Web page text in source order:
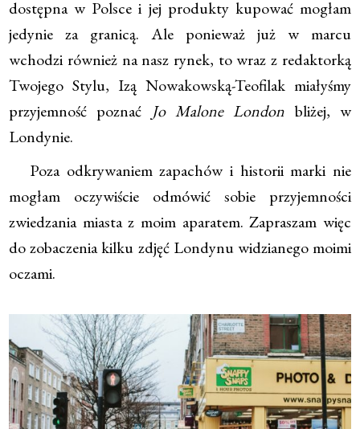
dostępna w Polsce i jej produkty kupować mogłam
jedynie za granicą. Ale ponieważ już w marcu
wchodzi również na nasz rynek, to wraz z redaktorką
Twojego Stylu, Izą Nowakowską-Teofilak miałyśmy
przyjemność poznać Jo Malone London bliżej, w
Londynie.
Poza odkrywaniem zapachów i historii marki nie
mogłam oczywiście odmówić sobie przyjemności
zwiedzania miasta z moim aparatem. Zapraszam więc
do zobaczenia kilku zdjęć Londynu widzianego moimi
oczami.